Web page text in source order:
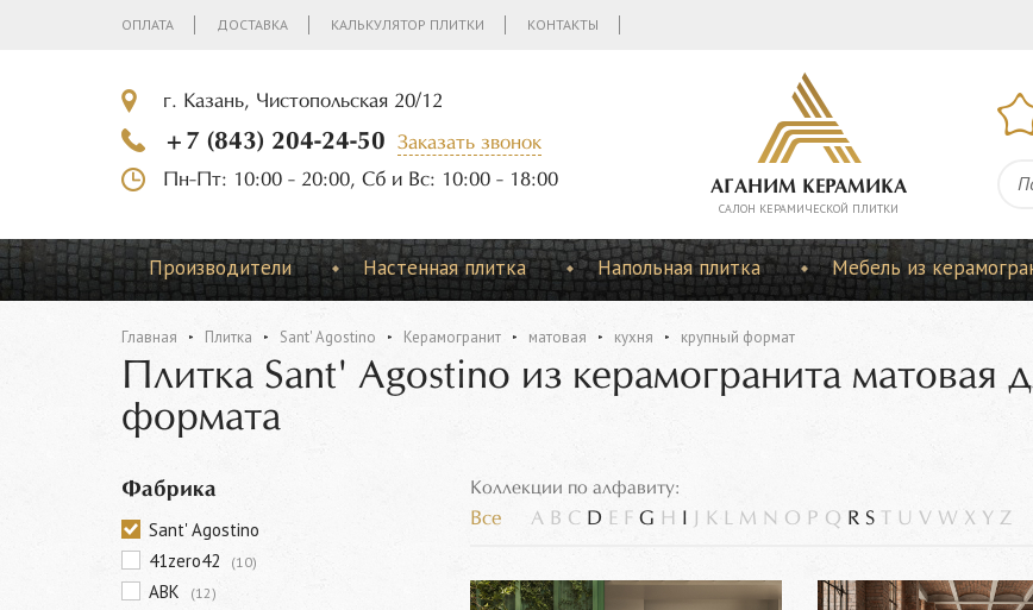
ОПЛАТА ДОСТАВКА КАЛЬКУЛЯТОР ПЛИТКИ КОНТАКТЫ
г. Казань, Чистопольская 20/12
+7 (843) 204-24-50
Заказать звонок
Пн-Пт: 10:00 - 20:00, Сб и Вс: 10:00 - 18:00
АГАНИМ КЕРАМИКА
CАЛОН КЕРАМИЧЕСКОЙ ПЛИТКИ
Производители Настенная плитка Напольная плитка Мебель из
Главная Плитка Sant' Agostino Керамогранит матовая кухня крупный формат
Плитка Sant' Agostino из керамогранита матовая
формата
Фабрика
Sant' Agostino
41zero42
(10)
ABK (12)
Коллекции по алфавиту:
Все A B C D E F G H K L M N O P Q R S U V W X Y Z